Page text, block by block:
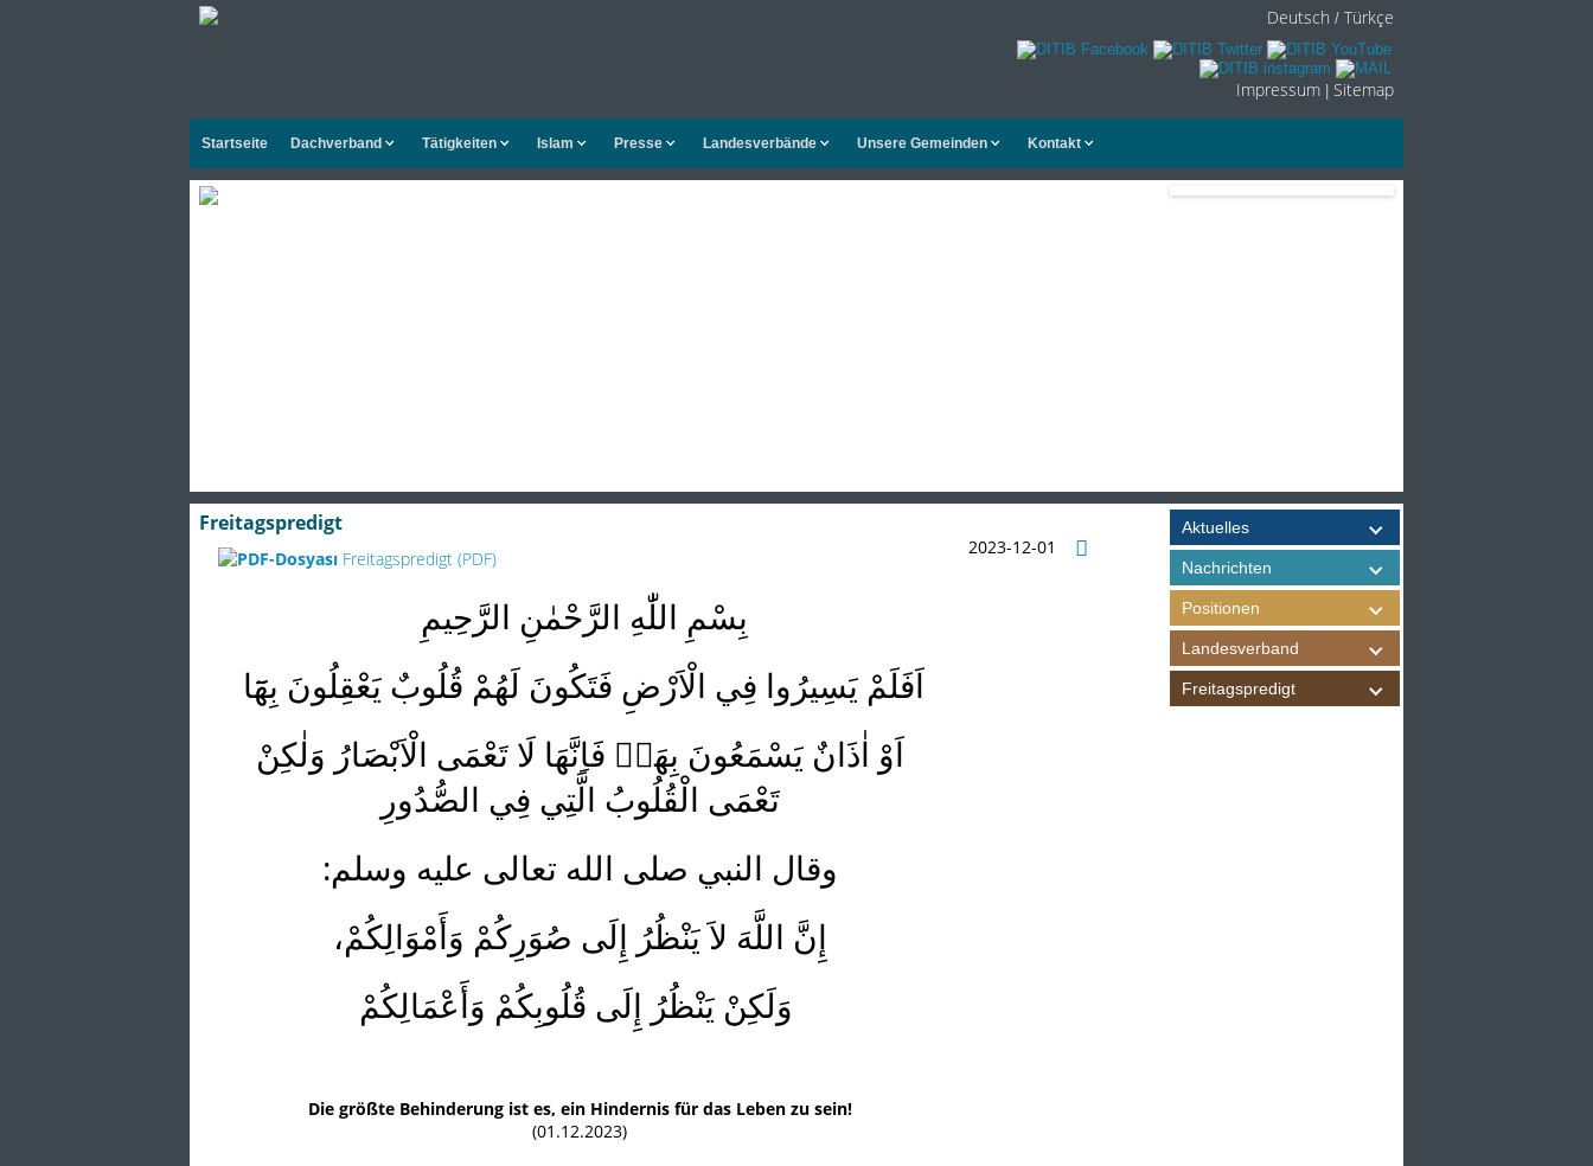
Deutsch /Türkçe
Impressum |Sitemap
Startseite Dachverband Tätigkeiten Islam Presse Landesverbände Unsere Gemeinden Kontakt
Freitagspredigt
Freitagspredigt (PDF)
بِسْمِ اللّٰهِ الرَّحْمٰنِ الرَّحِيمِ
اَفَلَمْ يَسِيرُوا فِي الْاَرْضِ فَتَكُونَ لَهُمْ قُلُوبٌ يَعْقِلُونَ بِهَٓا
اَوْ اٰذَانٌ يَسْمَعُونَ بِهَاۚ فَاِنَّهَا لَا تَعْمَى الْاَبْصَارُ وَلٰكِنْ
تَعْمَى الْقُلُوبُ الَّتِي فِي الصُّدُورِ
وقال النبي صلى الله تعالى عليه وسلم:
إِنَّ اللَّهَ لاَ يَنْظُرُ إِلَى صُوَرِكُمْ وَأَمْوَالِكُمْ،
وَلَكِنْ يَنْظُرُ إِلَى قُلُوبِكُمْ وَأَعْمَالِكُمْ
Die größte Behinderung ist es, ein Hindernis für das Leben zu sein!
(01.12.2023)
2023-12-01
Aktuelles
Nachrichten
Positionen
Landesverband
Freitagspredigt